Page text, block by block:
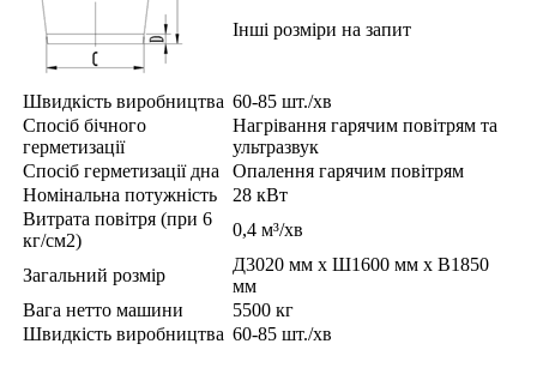
Інші розміри на запит
Швидкість виробництва 60-85 шт./хв
Спосіб бічного
герметизації
Нагрівання гарячим повітрям та
ультразвук
Спосіб герметизації дна
Опалення гарячим повітрям
Номінальна потужність
28 кВт
Витрата повітря (при 6
кг/см2)
0,4 м³/хв
Загальний розмір
Д3020 мм x Ш1600 мм x В1850
мм
Вага нетто машини
5500 кг
Швидкість виробництва 60-85 шт./хв